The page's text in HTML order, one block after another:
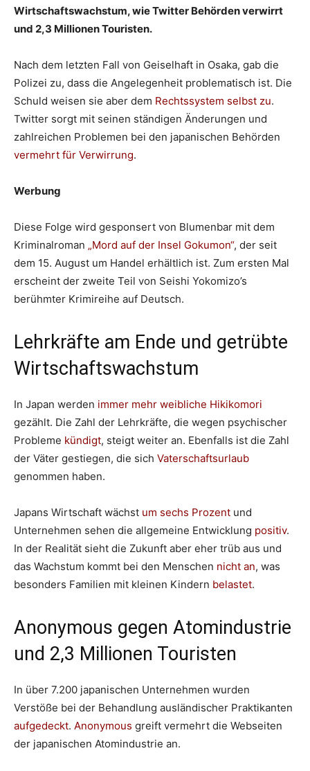
Wirtschaftswachstum, wie Twitter Behörden verwirrt
und 2,3 Millionen Touristen.
Nach dem letzten Fall von Geiselhaft in Osaka, gab die
Polizei zu, dass die Angelegenheit problematisch ist. Die
Schuld weisen sie aber dem Rechtssystem selbst zu.
Twitter sorgt mit seinen ständigen Änderungen und
zahlreichen Problemen bei den japanischen Behörden
vermehrt für Verwirrung.
Werbung
Diese Folge wird gesponsert von Blumenbar mit dem
Kriminalroman „Mord auf der Insel Gokumon“, der seit
dem 15. August um Handel erhältlich ist. Zum ersten Mal
erscheint der zweite Teil von Seishi Yokomizo’s
berühmter Krimireihe auf Deutsch.
Lehrkräfte am Ende und getrübte
Wirtschaftswachstum
In Japan werden immer mehr weibliche Hikikomori
gezählt. Die Zahl der Lehrkräfte, die wegen psychischer
Probleme kündigt, steigt weiter an. Ebenfalls ist die Zahl
der Väter gestiegen, die sich Vaterschaftsurlaub
genommen haben.
Japans Wirtschaft wächst um sechs Prozent und
Unternehmen sehen die allgemeine Entwicklung positiv.
In der Realität sieht die Zukunft aber eher trüb aus und
das Wachstum kommt bei den Menschen nicht an, was
besonders Familien mit kleinen Kindern belastet.
Anonymous gegen Atomindustrie
und 2,3 Millionen Touristen
In über 7.200 japanischen Unternehmen wurden
Verstöße bei der Behandlung ausländischer Praktikanten
aufgedeckt. Anonymous greift vermehrt die Webseiten
der japanischen Atomindustrie an.